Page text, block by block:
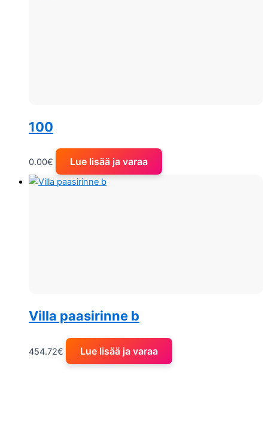
100
0.00€ Lue lisää ja varaa
Villa paasirinne b
454.72€ Lue lisää ja varaa